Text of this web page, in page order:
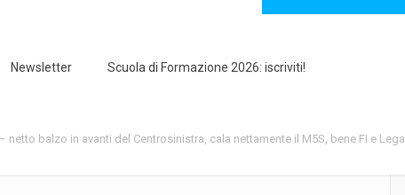
Newsletter Scuola di Formazione 2026: iscriviti!
netto balzo in avanti del Centrosinistra, cala nettamente il M5S, bene FI e Lega